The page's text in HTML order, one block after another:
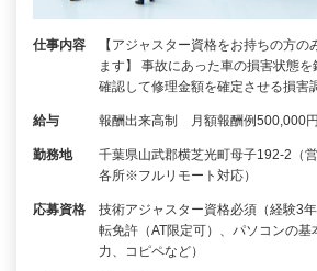
仕事内容
【アジャスター資格をお持ちの方の
ます】 事故にあった車の損害状態
確認して修理金額を確定させる損害
給与 報酬出来高制 月額報酬例500,000
勤務地
千葉県山武郡横芝光町母子192-2（
各所※フルリモート対応）
応募資格
技術アジャスター資格必須（経験3
転免許（AT限定可）、パソコンの基
力、コピペなど）